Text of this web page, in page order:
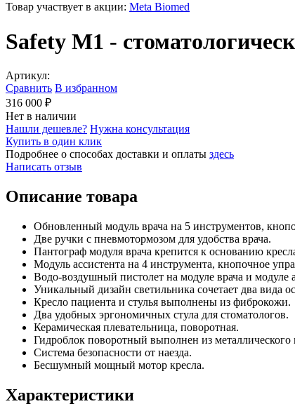
Товар участвует в акции: Meta Biomed
Safety M1 -
Артикул:
Сравнить В избранном
316 000 ₽
Нет в наличии
Нашли дешевле? Нужна консультация
Купить в один клик
Подробнее о способах доставки и оплаты здесь
Написать отзыв
Описание товара
Обновленный модуль врача на 5 инструментов,
Две ручки с пневмотормозом для удобства врача.
Пантограф модуля врача крепится к основанию
Модуль ассистента на 4 инструмента, кнопочное
Водо-воздушный пистолет на модуле врача и модуле
Уникальный дизайн светильника сочетает два вида
Кресло пациента и стулья выполнены из фиброкожи.
Два удобных эргономичных стула для стоматологов.
Керамическая плевательница, поворотная.
Гидроблок поворотный выполнен из металлического
Система безопасности от наезда.
Бесшумный мощный мотор кресла.
Характеристики